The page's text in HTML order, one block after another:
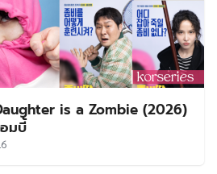
is a Zombie (2026)
มบี้